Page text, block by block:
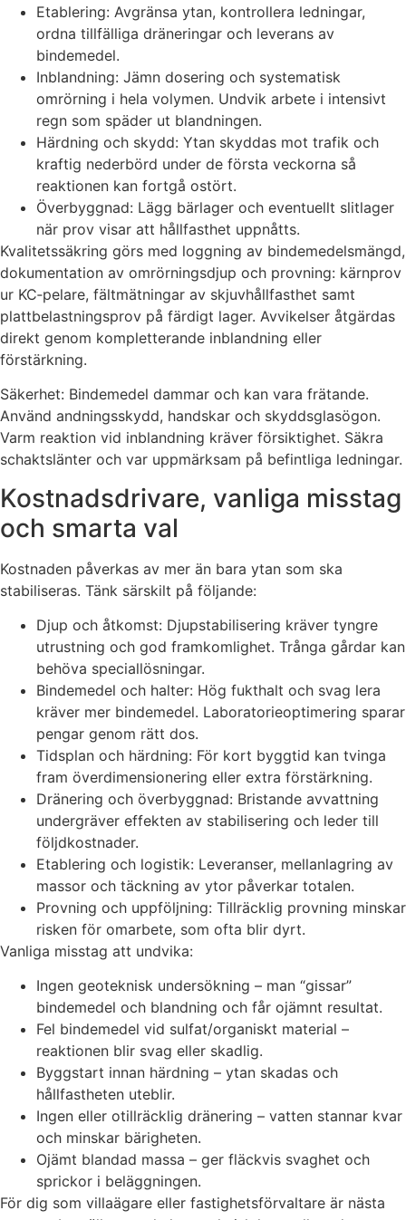
Etablering: Avgränsa ytan, kontrollera ledningar,
ordna tillfälliga dräneringar och leverans av
bindemedel.
Inblandning: Jämn dosering och systematisk
omrörning i hela volymen. Undvik arbete i intensivt
regn som späder ut blandningen.
Härdning och skydd: Ytan skyddas mot trafik och
kraftig nederbörd under de första veckorna så
reaktionen kan fortgå ostört.
Överbyggnad: Lägg bärlager och eventuellt slitlager
när prov visar att hållfasthet uppnåtts.
Kvalitetssäkring görs med loggning av bindemedelsmängd,
dokumentation av omrörningsdjup och provning: kärnprov
ur KC‑pelare, fältmätningar av skjuvhållfasthet samt
plattbelastningsprov på färdigt lager. Avvikelser åtgärdas
direkt genom kompletterande inblandning eller
förstärkning.
Säkerhet: Bindemedel dammar och kan vara frätande.
Använd andningsskydd, handskar och skyddsglasögon.
Varm reaktion vid inblandning kräver försiktighet. Säkra
schaktslänter och var uppmärksam på befintliga ledningar.
Kostnadsdrivare, vanliga misstag
och smarta val
Kostnaden påverkas av mer än bara ytan som ska
stabiliseras. Tänk särskilt på följande:
Djup och åtkomst: Djupstabilisering kräver tyngre
utrustning och god framkomlighet. Trånga gårdar kan
behöva speciallösningar.
Bindemedel och halter: Hög fukthalt och svag lera
kräver mer bindemedel. Laboratorieoptimering sparar
pengar genom rätt dos.
Tidsplan och härdning: För kort byggtid kan tvinga
fram överdimensionering eller extra förstärkning.
Dränering och överbyggnad: Bristande avvattning
undergräver effekten av stabilisering och leder till
följdkostnader.
Etablering och logistik: Leveranser, mellanlagring av
massor och täckning av ytor påverkar totalen.
Provning och uppföljning: Tillräcklig provning minskar
risken för omarbete, som ofta blir dyrt.
Vanliga misstag att undvika:
Ingen geoteknisk undersökning – man “gissar”
bindemedel och blandning och får ojämnt resultat.
Fel bindemedel vid sulfat/organiskt material –
reaktionen blir svag eller skadlig.
Byggstart innan härdning – ytan skadas och
hållfastheten uteblir.
Ingen eller otillräcklig dränering – vatten stannar kvar
och minskar bärigheten.
Ojämt blandad massa – ger fläckvis svaghet och
sprickor i beläggningen.
För dig som villaägare eller fastighetsförvaltare är nästa